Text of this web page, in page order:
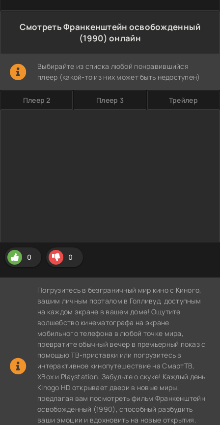
Смотреть Франкенштейн освобожденный
(1990) онлайн
Выбирайте из списка любой понравившийся
плеер (какой-то из них может быть недоступен)
Плеер 2 Плеер 3 Трейлер
0 0
Погрузитесь в безграничный мир кино с Киного,
вашим личным порталом в Голливуд, доступным
на каждом экране в вашем доме! Ощутите
волшебство кинематографа на экране
мобильного телефона в любой точке мира,
превратите обычный вечер в премьерный показ с
помощью ТВ-приставки или погрузитесь в
интерактивное кинопутешествие на СмартТВ,
XBox и Playstation. Забудьте о скуке! Каждый день
Kinogo HD открывает двери в новые миры,
предлагая вам посмотреть фильм Франкенштейн
освобожденный (1990), способный разбудить
ваши эмоции и вдохновить на новые открытия.